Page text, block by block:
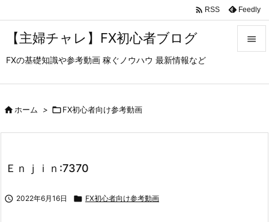
【主婦チャレ】FX初心者ブログ
FXの基礎知識や参考動画 稼ぐノウハウ 最新情報など

 RSS Feedly
ホーム > FX初心者向け参考動画
Ｅｎｊｉｎ:7370
 2022年6月16日  FX初心者向け参考動画